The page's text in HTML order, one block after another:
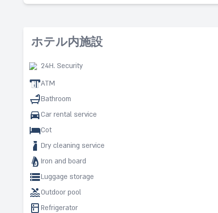
ホテル内施設
24H. Security
ATM
Bathroom
Car rental service
Cot
Dry cleaning service
Iron and board
Luggage storage
Outdoor pool
Refrigerator